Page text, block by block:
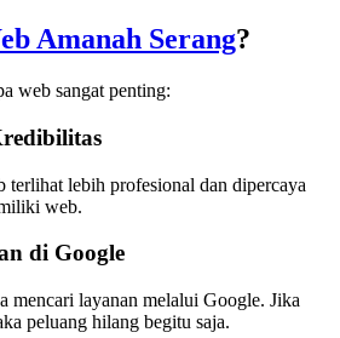
Amanah Serang?
web sangat penting:
lebih profesional dan dipercaya
web.
di Google
mencari layanan melalui Google. Jika
peluang hilang begitu saja.